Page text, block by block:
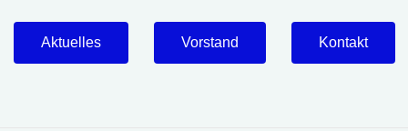
Aktuelles Vorstand Kontakt